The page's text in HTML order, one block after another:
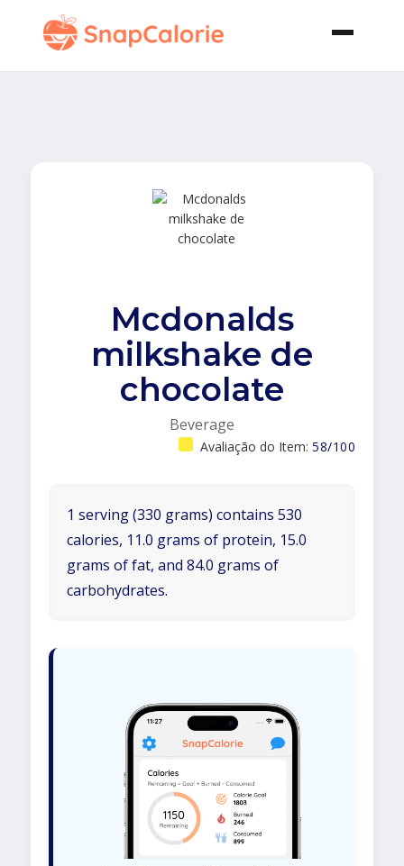
Mcdonalds
milkshake de
chocolate
Beverage
Avaliação do Item: 58/100
1 serving (330 grams) contains 530
calories, 11.0 grams of protein, 15.0
grams of fat, and 84.0 grams of
carbohydrates.